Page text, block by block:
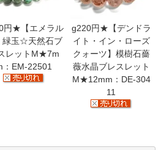
円★【エメラル
緑玉☆天然石ブ
レットM★7m
：EM-22501
g220円★【デンドラ
イト・イン・ローズ
クォーツ】模樹石薔
薇水晶ブレスレット
M★12mm：DE-304
11